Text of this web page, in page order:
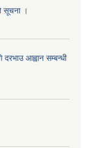
सूचना ।
आह्वान सम्बन्धी